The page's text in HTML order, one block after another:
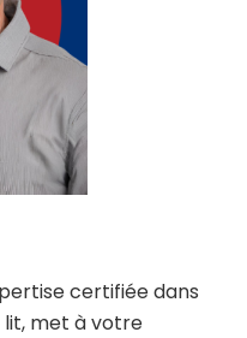
certifiée dans
lit, met à votre